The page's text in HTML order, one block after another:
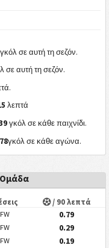
γκόλ σε αυτή τη σεζόν.
σε αυτή τη σεζόν.
λεπτά
γκόλ σε κάθε παιχνίδι.
γκόλ σε κάθε αγώνα.
/ 90 λεπτά
FW
0.79
FW
0.29
FW
0.19